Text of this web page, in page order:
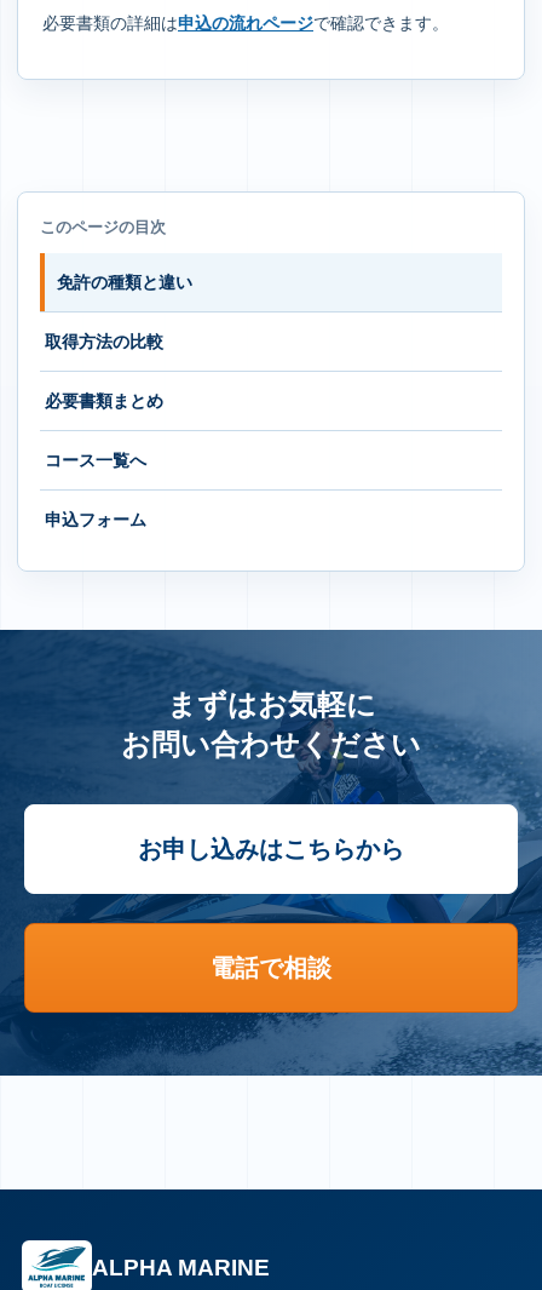
必要書類の詳細は申込の流れページで確認できます。
このページの目次
免許の種類と違い
取得方法の比較
必要書類まとめ
コース一覧へ
申込フォーム
まずはお気軽に
お問い合わせください
お申し込みはこちらから
電話で相談
ALPHA MARINE